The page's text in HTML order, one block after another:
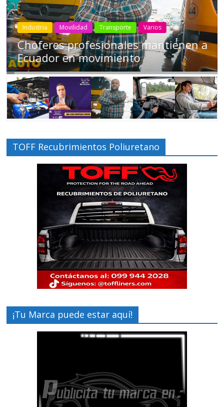
Industria Movilidad Transporte Varios
Choferes profesionales mantienen a
Ecuador en movimiento
TOFF Recubrimientos Poliuretano
¡Tu Marca puede estar aquí!